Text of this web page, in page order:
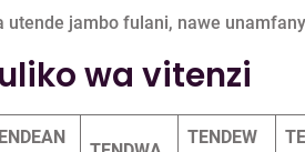
utende jambo fulani, nawe
wa vitenzi
TENDEW